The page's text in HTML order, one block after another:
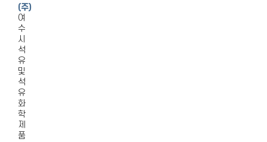
(주)
여
수
시
석
유
및
석
유
화
학
제
품